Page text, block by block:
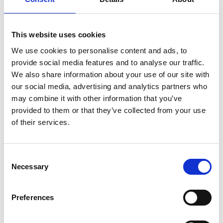
This website uses cookies
We use cookies to personalise content and ads, to
provide social media features and to analyse our traffic.
We also share information about your use of our site with
our social media, advertising and analytics partners who
may combine it with other information that you’ve
provided to them or that they’ve collected from your use
of their services.
Selection
Necessary
Preferences
För mer information om konferensen se:
for-5g
Göteborg den 21 november 2017
För ytterligare information se Gapwaves ABs
hemsida www.gapwaves.com eller kontakta VD
E-post: lars-inge.sjoqvist@gapwaves.com